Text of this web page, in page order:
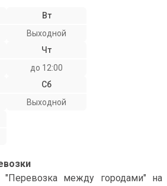
Вт
Выходной
Чт
до 12:00
Сб
Выходной
"Перевозка между городами" на